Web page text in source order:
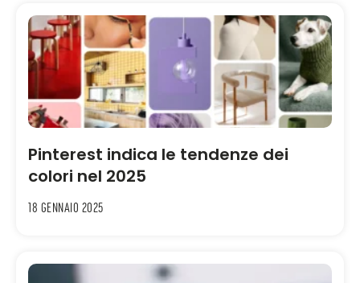
Pinterest indica le tendenze dei
colori nel 2025
18 Gennaio 2025